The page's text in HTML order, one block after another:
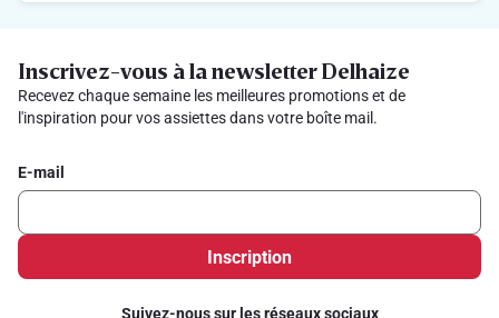
Inscrivez-vous à la newsletter Delhaize
Recevez chaque semaine les meilleures promotions et de
l'inspiration pour vos assiettes dans votre boîte mail.
E-mail
Inscription
Suivez-nous sur les réseaux sociaux